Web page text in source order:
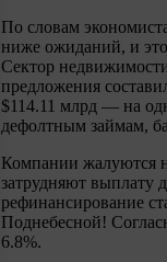
По словам
ниже ожиданий, и
Сектор
предложения
$114.11 млрд — на
дефолтным займам,
Компании жалуются
затрудняют выплату
рефинансирование
Поднебесной!
6.8%.